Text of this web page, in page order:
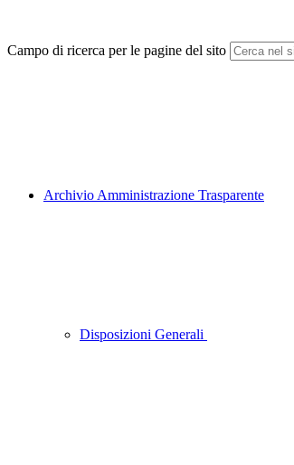
Campo di ricerca per le pagine del sito
Archivio Amministrazione Trasparente
Disposizioni Generali